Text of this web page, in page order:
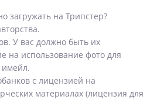
загружать на Трипстер?
У вас должно быть их
на использование фото для
с лицензией на
материалах (лицензия для